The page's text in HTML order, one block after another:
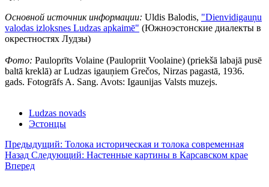
Основной источник информации: Uldis Balodis, "Dienvidigauņu
valodas izloksnes Ludzas apkaimē" (Южноэстонские диалекты в
окрестностях Лудзы)
Фото: Pauloprīts Volaine (Paulopriit Voolaine) (priekšā labajā pusē
baltā kreklā) ar Ludzas igauņiem Grečos, Nirzas pagastā, 1936.
gads. Fotogrāfs A. Sang. Avots: Igaunijas Valsts muzejs.
Ludzas novads
Эстонцы
Предыдущий: Толока историческая и толока современная
Назад Следующий: Настенные картины в Карсавском крае
Вперед